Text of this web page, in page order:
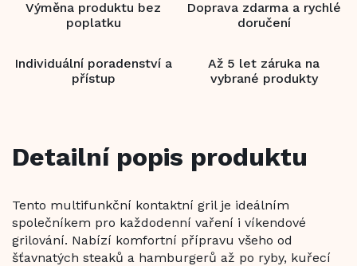
Výměna produktu bez
poplatku
Doprava zdarma a rychlé
doručení
Individuální poradenství a
přístup
Až 5 let záruka na
vybrané produkty
Detailní popis produktu
Tento multifunkční kontaktní gril je ideálním
společníkem pro každodenní vaření i víkendové
grilování. Nabízí komfortní přípravu všeho od
šťavnatých steaků a hamburgerů až po ryby, kuřecí